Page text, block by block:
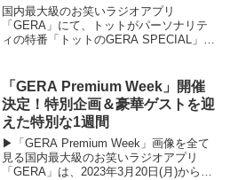
国内最大級のお笑いラジオアプリ
「GERA」にて、トットがパーソナリテ
ィの特番「トットのGERA SPECIAL」
SPECIAL」はGERAで配信される特番ラ
ジオ。...
「GERA Premium Week」開催
決定！特別企画＆豪華ゲストを迎
えた特別な1週間
▶︎「GERA Premium Week」画像を全て
見る国内最大級のお笑いラジオアプリ
「GERA」は、2023年3月20日(月)から3